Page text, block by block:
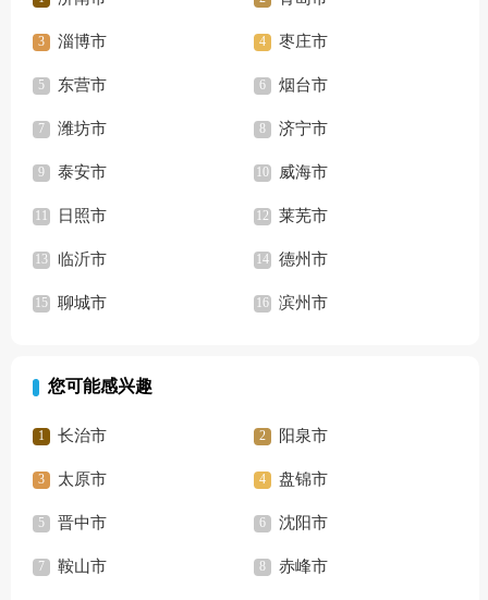
淄博市 枣庄市
东营市 烟台市
潍坊市 济宁市
泰安市 威海市
日照市 莱芜市
临沂市 德州市
聊城市 滨州市
您可能感兴趣
长治市 阳泉市
太原市 盘锦市
晋中市 沈阳市
鞍山市 赤峰市